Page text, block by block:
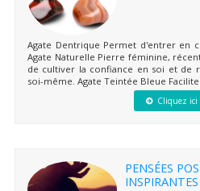
Agate Dentrique Permet d'entrer en
Agate Naturelle Pierre féminine,
de cultiver la confiance en soi et de
soi-même. Agate Teintée Bleue
Cliquez ici
PENSÉES
INSPIRANTES